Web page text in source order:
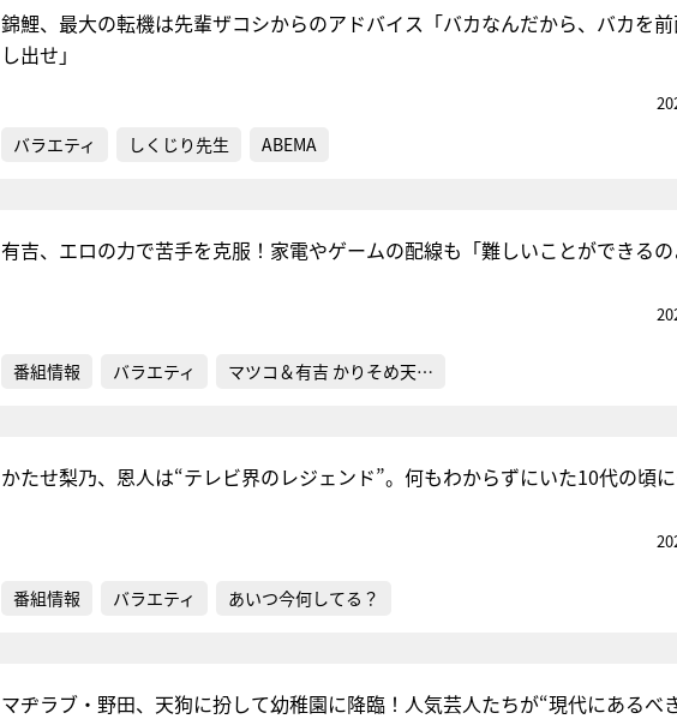
錦鯉、最大の転機は先輩ザコシからのアドバイス「バカなんだから、バカを
し出せ」
バラエティ しくじり先生 ABEMA
有吉、エロの力で苦手を克服！家電やゲームの配線も「難しいことができるの
番組情報 バラエティ マツコ＆有吉 かりそめ天…
かたせ梨乃、恩人は“テレビ界のレジェンド”。何もわからずにいた10代の頃
番組情報 バラエティ あいつ今何してる？
マヂラブ・野田、天狗に扮して幼稚園に降臨！人気芸人たちが“現代にあるべ